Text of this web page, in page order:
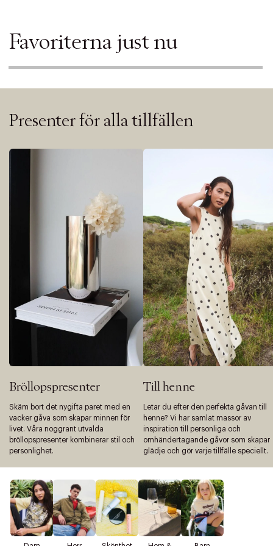
Favoriterna just nu
Presenter för alla tillfällen
Bröllopspresenter
Skäm bort det nygifta paret med en
vacker gåva som skapar minnen för
livet. Våra noggrant utvalda
bröllopspresenter kombinerar stil och
personlighet.
Till henne
Letar du efter den perfekta gåvan till
henne? Vi har samlat massor av
inspiration till personliga och
omhändertagande gåvor som skapar
glädje och gör varje tillfälle speciellt.